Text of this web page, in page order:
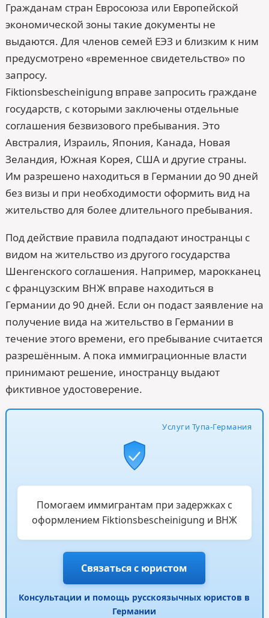
Гражданам стран Евросоюза или Европейской
экономической зоны такие документы не
выдаются. Для членов семей ЕЭЗ и близким к ним
предусмотрено «временное свидетельство» по
запросу.
Fiktionsbescheinigung вправе запросить граждане
государств, с которыми заключены отдельные
соглашения безвизового пребывания. Это
Австралия, Израиль, Япония, Канада, Новая
Зеландия, Южная Корея, США и другие страны.
Им разрешено находиться в Германии до 90 дней
без визы и при необходимости оформить вид на
жительство для более длительного пребывания.
Под действие правила подпадают иностранцы с
видом на жительство из другого государства
Шенгенского соглашения. Например, марокканец
с французским ВНЖ вправе находиться в
Германии до 90 дней. Если он подаст заявление на
получение вида на жительство в Германии в
течение этого времени, его пребывание считается
разрешённым. А пока иммиграционные власти
принимают решение, иностранцу выдают
фиктивное удостоверение.
Услуги Тупа-Германия
Помогаем иммигрантам при задержках с
оформлением Fiktionsbescheinigung и ВНЖ
Связаться с юристом
Консультации и помощь русскоязычных юристов в
Германии